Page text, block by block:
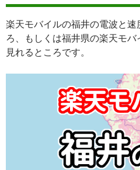
楽天モバイルの福井の電波と速
ろ、もしくは福井県の楽天モ
見れるところです。